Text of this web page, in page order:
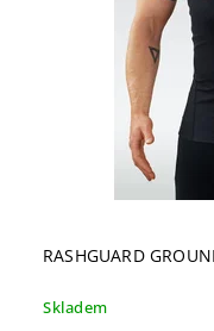
RASHGUARD
Skladem